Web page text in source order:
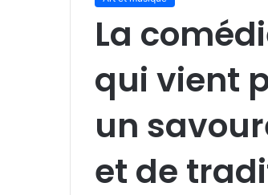
La
qui vient
un
et de